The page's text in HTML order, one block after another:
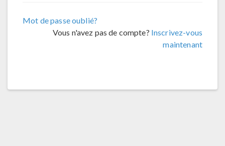
Mot de passe oublié?
Vous n'avez pas de compte? Inscrivez-vous
maintenant